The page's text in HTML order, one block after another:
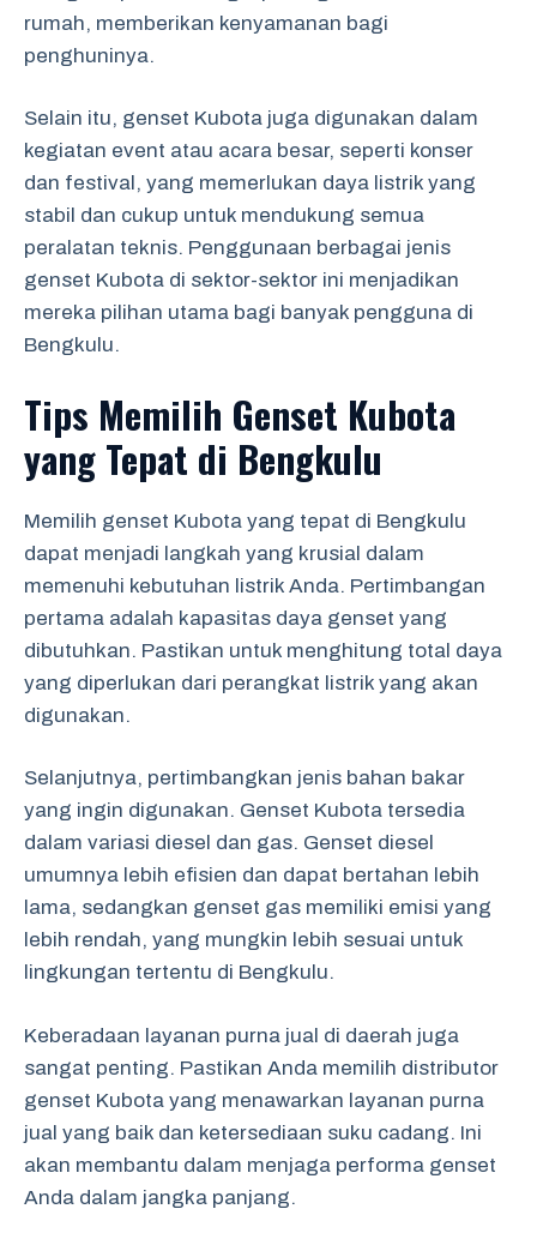
rumah, memberikan kenyamanan bagi
penghuninya.
Selain itu, genset Kubota juga digunakan dalam
kegiatan event atau acara besar, seperti konser
dan festival, yang memerlukan daya listrik yang
stabil dan cukup untuk mendukung semua
peralatan teknis. Penggunaan berbagai jenis
genset Kubota di sektor-sektor ini menjadikan
mereka pilihan utama bagi banyak pengguna di
Bengkulu.
Tips Memilih Genset Kubota
yang Tepat di Bengkulu
Memilih genset Kubota yang tepat di Bengkulu
dapat menjadi langkah yang krusial dalam
memenuhi kebutuhan listrik Anda. Pertimbangan
pertama adalah kapasitas daya genset yang
dibutuhkan. Pastikan untuk menghitung total daya
yang diperlukan dari perangkat listrik yang akan
digunakan.
Selanjutnya, pertimbangkan jenis bahan bakar
yang ingin digunakan. Genset Kubota tersedia
dalam variasi diesel dan gas. Genset diesel
umumnya lebih efisien dan dapat bertahan lebih
lama, sedangkan genset gas memiliki emisi yang
lebih rendah, yang mungkin lebih sesuai untuk
lingkungan tertentu di Bengkulu.
Keberadaan layanan purna jual di daerah juga
sangat penting. Pastikan Anda memilih distributor
genset Kubota yang menawarkan layanan purna
jual yang baik dan ketersediaan suku cadang. Ini
akan membantu dalam menjaga performa genset
Anda dalam jangka panjang.